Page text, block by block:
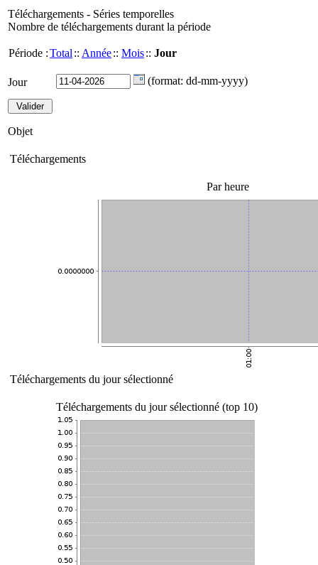
Téléchargements - Séries temporelles
Nombre de téléchargements durant la période
Période :Total :: Année:: Mois:: Jour
Jour (format: dd-mm-yyyy)
Objet
Téléchargements
Par heure
Téléchargements du jour sélectionné
Téléchargements du jour sélectionné (top 10)